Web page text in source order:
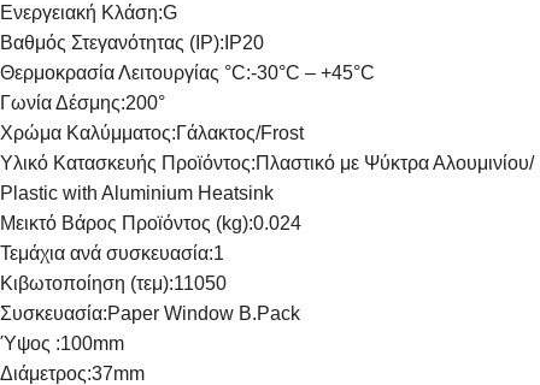
Ενεργειακή Κλάση:G
Βαθμός Στεγανότητας (IP): IP20
Θερμοκρασία Λειτουργίας °C:-30°C – +45°C
Γωνία Δέσμης:200°
Χρώμα Καλύμματος:Γάλακτος/Frost
Υλικό Κατασκευής Προϊόντος:Πλαστικό με Ψύκτρα Αλουμινίου/
Plastic with Aluminium Heatsink
Μεικτό Βάρος Προϊόντος (kg):0.024
Τεμάχια ανά συσκευασία:1
Κιβωτοποίηση (τεμ):11050
Συσκευασία:Paper Window B.Pack
Ύψος :100mm
Διάμετρος:37mm